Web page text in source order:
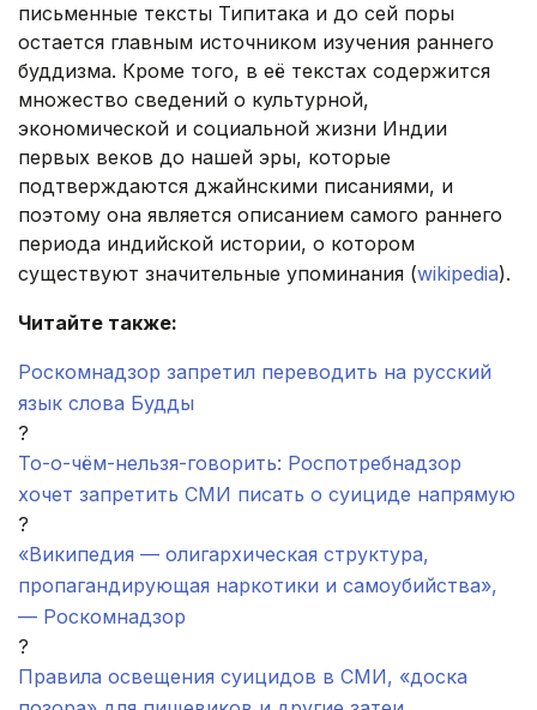
письменные тексты Типитака и до сей поры
остается главным источником изучения раннего
буддизма. Кроме того, в её текстах содержится
множество сведений о культурной,
экономической и социальной жизни Индии
первых веков до нашей эры, которые
подтверждаются джайнскими писаниями, и
поэтому она является описанием самого раннего
периода индийской истории, о котором
существуют значительные упоминания (wikipedia).
Читайте также:
Роскомнадзор запретил переводить на русский
язык слова Будды
?
То-о-чём-нельзя-говорить: Роспотребнадзор
хочет запретить СМИ писать о суициде напрямую
?
«Википедия — олигархическая структура,
пропагандирующая наркотики и самоубийства»,
— Роскомнадзор
?
Правила освещения суицидов в СМИ, «доска